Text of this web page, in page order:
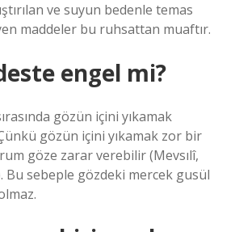
ve suyun bedenle temas
maddeler bu ruhsattan muaftır.
engel mi?
gözün içini yıkamak
gözün içini yıkamak zor bir
göze zarar verebilir (Mevsılî,
Bu sebeple gözdeki mercek gusül